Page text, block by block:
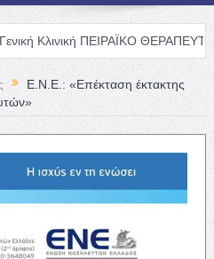
ΠΕΙΡΑΪΚΟ ΘΕΡΑΠΕΥΤΗΡΙΟ Α. Ε. –
Ε.Ν.Ε.: «Επέκταση έκτακτης